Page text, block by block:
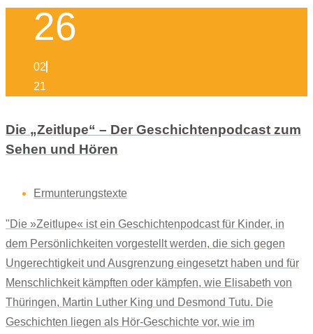
26
02
21
Die „Zeitlupe“ – Der Geschichtenpodcast zum
Sehen und Hören
Ermunterungstexte
"Die »Zeitlupe« ist ein Geschichtenpodcast für Kinder, in
dem Persönlichkeiten vorgestellt werden, die sich gegen
Ungerechtigkeit und Ausgrenzung eingesetzt haben und für
Menschlichkeit kämpften oder kämpfen, wie Elisabeth von
Thüringen, Martin Luther King und Desmond Tutu. Die
Geschichten liegen als Hör-Geschichte vor, wie im